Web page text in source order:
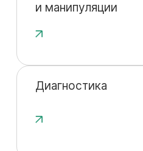
и манипуляции
Диагностика